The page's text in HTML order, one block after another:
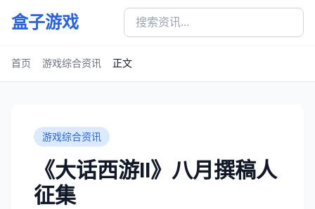
盒子游戏
首页 游戏综合资讯 正文
游戏综合资讯
《大话西游II》八月撰稿人
征集